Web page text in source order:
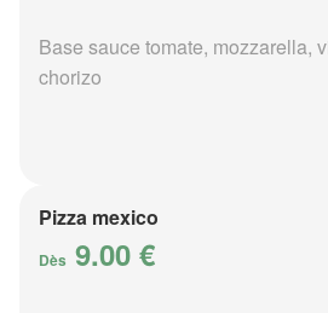
Base sauce tomate, mozzarella,
chorizo
Pizza mexico
Dès 9.00 €